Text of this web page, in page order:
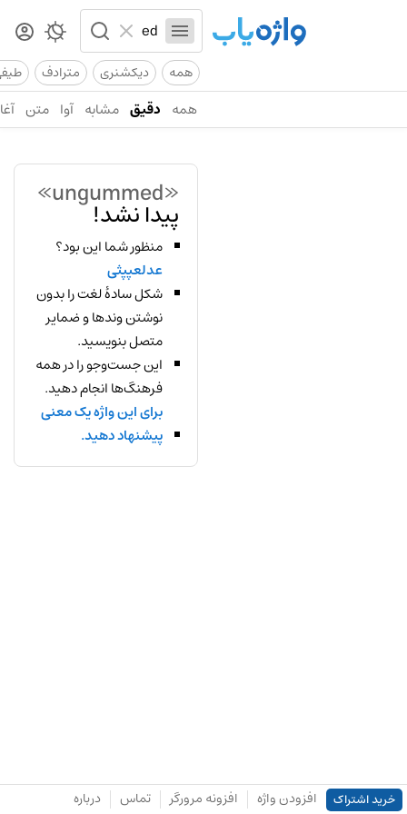
همه دیکشنری مترادف
همه دقیق مشابه آوا متن
«ungummed»
پیدا نشد!
منظور شما این بود؟
عدلعپپثی
شکل سادهٔ لغت را بدون
نوشتن وندها و ضمایر
متصل بنویسید.
این جست‌وجو را در همه
فرهنگ‌ها انجام دهید.
برای این واژه یک معنی
پیشنهاد دهید.
خرید اشتراک افزودن واژه افزونه مرورگر تماس درباره